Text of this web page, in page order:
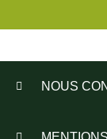
NOUS